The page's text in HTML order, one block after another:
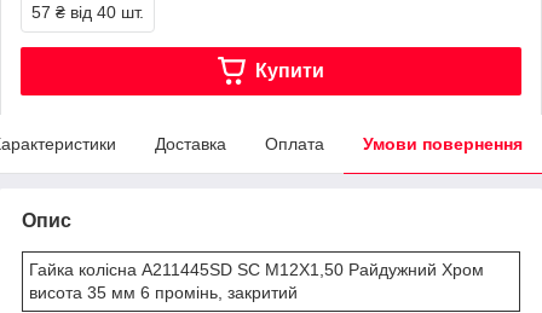
57 ₴ від 40 шт.
Купити
Доставка Оплата Умови повернення
Опис
Гайка колісна A211445SD SC M12X1,50 Райдужний Хром
висота 35 мм 6 промінь, закритий